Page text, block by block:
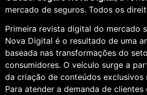
mercado de seguros. Todos os
Primeira revista digital do mercado
Nova Digital é o resultado de uma
baseada nas transformações do
consumidores. O veículo surge a
da criação de conteúdos exclusivos
Para atender a demanda de